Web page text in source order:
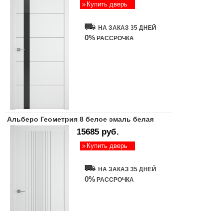
Купить дверь
НА ЗАКАЗ 35 ДНЕЙ
0% РАССРОЧКА
Альберо Геометрия 8 белое эмаль белая
15685 руб.
Купить дверь
НА ЗАКАЗ 35 ДНЕЙ
0% РАССРОЧКА